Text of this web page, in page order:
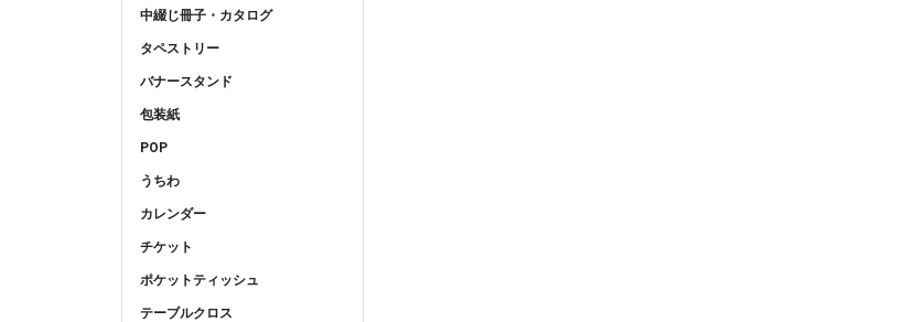
中綴じ冊子・カタログ
タペストリー
バナースタンド
包装紙
POP
うちわ
カレンダー
チケット
ポケットティッシュ
テーブルクロス